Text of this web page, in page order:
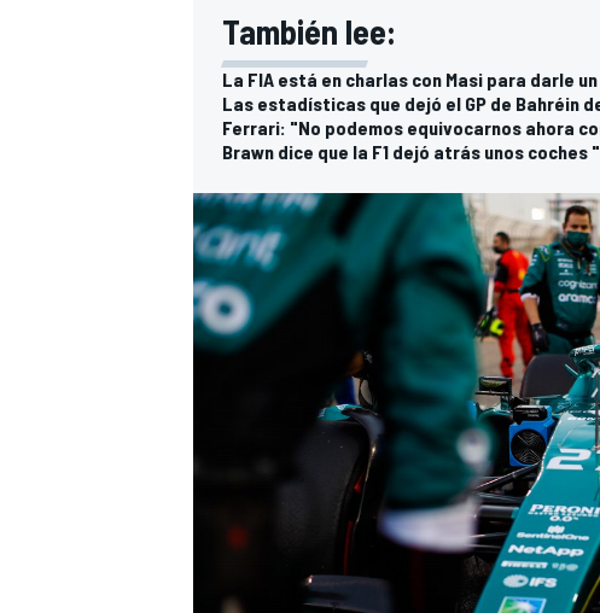
También lee:
La FIA está en charlas con Masi para darle
Las estadísticas que dejó el GP de Bahréin
Ferrari: "No podemos equivocarnos ahora
Brawn dice que la F1 dejó atrás unos coches